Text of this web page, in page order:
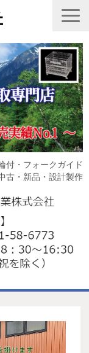
付・フォークガイド
古・新品・設計製作